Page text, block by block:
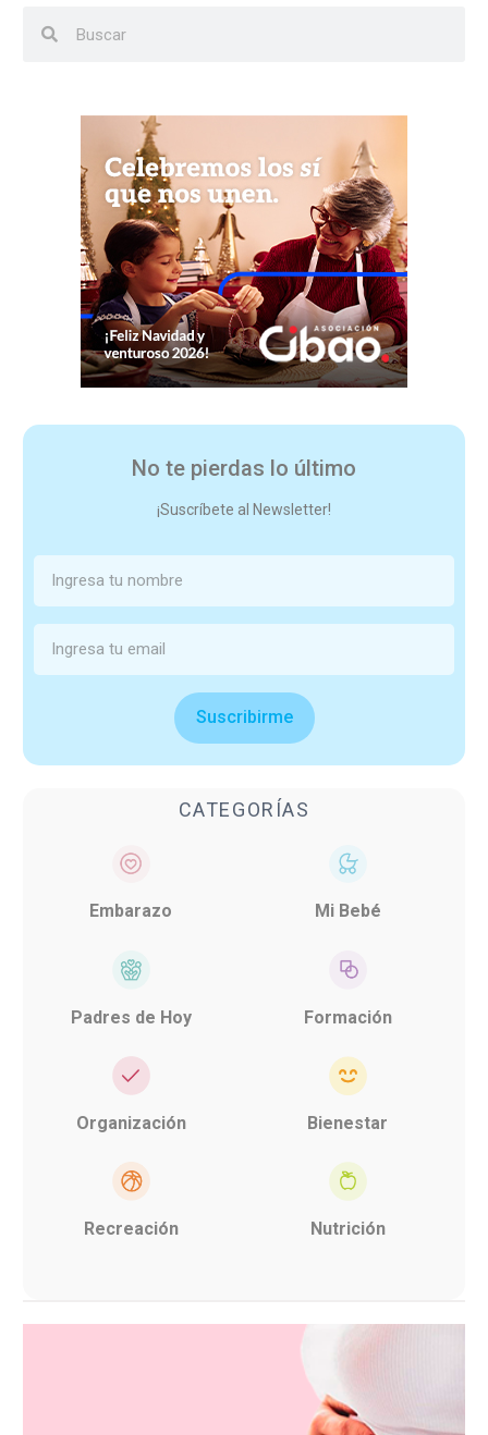
No te pierdas lo último
¡Suscríbete al Newsletter!
Suscribirme
CATEGORÍAS
Embarazo Mi Bebé
Padres de Hoy Formación
Organización Bienestar
Recreación Nutrición